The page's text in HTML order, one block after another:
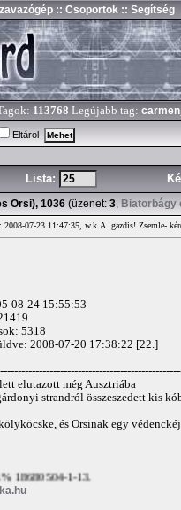
:: Csoportok :: Segítség
113768 Legújabb tag:
Eltárol
Lista:
Orsi), 1036 (üzenet: 3, Biatorbágy
2008-07-23 11:47:35, w.k.A. gazdis! Zsemle-
08-24 15:55:53
5318
2008-07-20 17:38:22 [22.]
elutazott még Ausztriába
strandról összeszedett kis
és Orsinak egy
18680504-1-13.